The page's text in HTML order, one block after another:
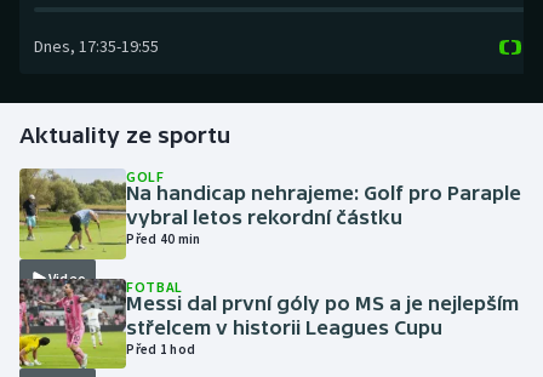
Futsal
Golf
Gymnastika
Házená
Jezdectví
Judo
Dnes, 17:35-19:55
Aktuality ze sportu
Video
GOLF
Na handicap nehrajeme: Golf pro Paraple
vybral letos rekordní částku
Před 40 min
FOTBAL
Messi dal první góly po MS a je nejlepším
střelcem v historii Leagues Cupu
Před 1 hod